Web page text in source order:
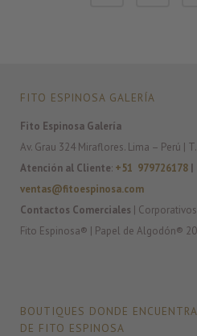
FITO ESPINOSA GALERÍA
Fito Espinosa Galería
Av. Grau 324 Miraflores. Lima – Perú |
Atención al Cliente: +51 979726178 |
ventas@fitoespinosa.com
Contactos Comerciales |
Fito Espinosa® | Papel de Algodón®
BOUTIQUES DONDE
DE FITO ESPINOSA